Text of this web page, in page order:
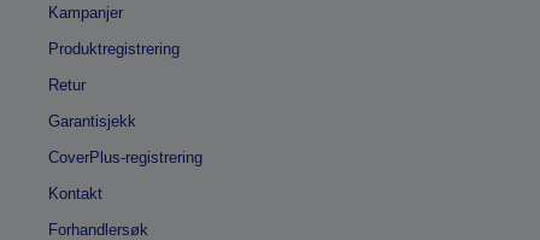
Kampanjer
Produktregistrering
Retur
Garantisjekk
CoverPlus-registrering
Kontakt
Forhandlersøk